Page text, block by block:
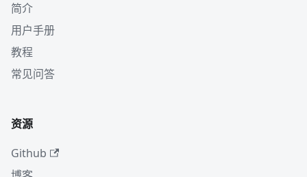
简介
用户手册
教程
常见问答
资源
Github